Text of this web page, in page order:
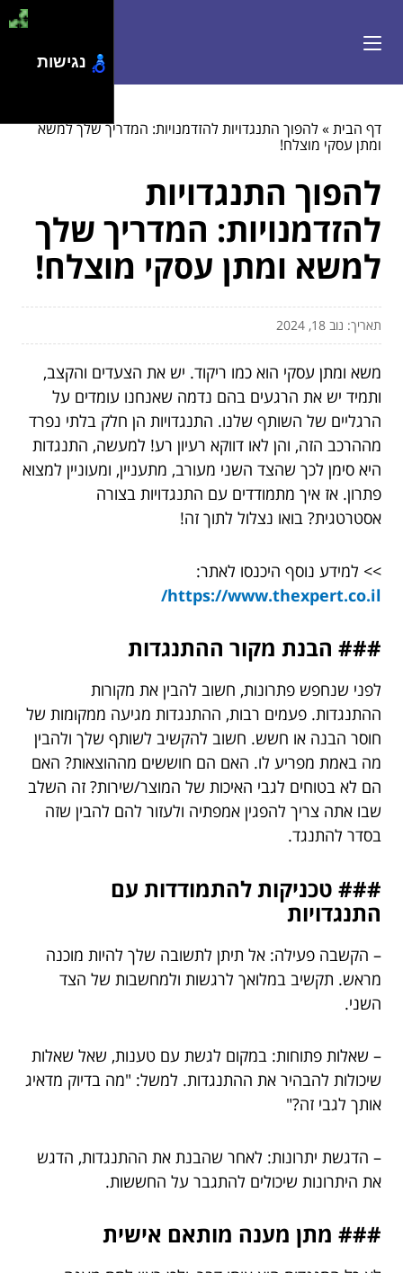
דף הבית»להפוך התנגדויות להזדמנויות: המדריך שלך למשא
ומתן עסקי מוצלח!
להפוך התנגדויות
להזדמנויות: המדריך שלך
למשא ומתן עסקי מוצלח!
תאריך: נוב 18, 2024
משא ומתן עסקי הוא כמו ריקוד. יש את הצעדים והקצב,
ותמיד יש את הרגעים בהם נדמה שאנחנו עומדים על
הרגליים של השותף שלנו. התנגדויות הן חלק בלתי נפרד
מההרכב הזה, והן לאו דווקא רעיון רע! למעשה, התנגדות
היא סימן לכך שהצד השני מעורב, מתעניין, ומעוניין למצוא
פתרון. אז איך מתמודדים עם התנגדויות בצורה
אסטרטגית? בואו נצלול לתוך זה!
>> למידע נוסף היכנסו לאתר:
https://www.thexpert.co.il/
### הבנת מקור ההתנגדות
לפני שנחפש פתרונות, חשוב להבין את מקורות
ההתנגדות. פעמים רבות, ההתנגדות מגיעה ממקומות של
חוסר הבנה או חשש. חשוב להקשיב לשותף שלך ולהבין
מה באמת מפריע לו. האם הם חוששים מההוצאות? האם
הם לא בטוחים לגבי האיכות של המוצר/שירות? זה השלב
שבו אתה צריך להפגין אמפתיה ולעזור להם להבין שזה
בסדר להתנגד.
### טכניקות להתמודדות עם
התנגדויות
– הקשבה פעילה: אל תיתן לתשובה שלך להיות מוכנה
מראש. תקשיב במלואך לרגשות ולמחשבות של הצד
השני.
– שאלות פתוחות: במקום לגשת עם טענות, שאל שאלות
שיכולות להבהיר את ההתנגדות. למשל: "מה בדיוק מדאיג
אותך לגבי זה?"
– הדגשת יתרונות: לאחר שהבנת את ההתנגדות, הדגש
את היתרונות שיכולים להתגבר על החששות.
### מתן מענה מותאם אישית
נגישות